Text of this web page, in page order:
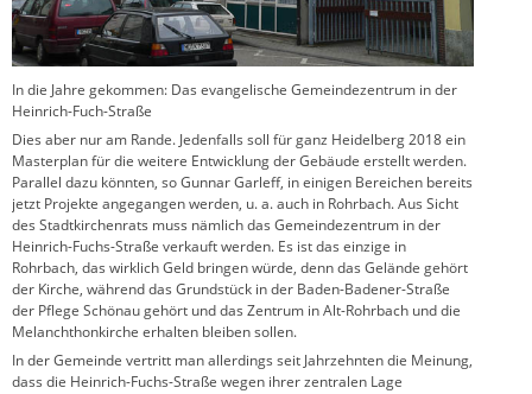
In die Jahre gekommen: Das evangelische Gemeindezentrum in der
Heinrich-Fuch-Straße
Dies aber nur am Rande. Jedenfalls soll für ganz Heidelberg 2018 ein
Masterplan für die weitere Entwicklung der Gebäude erstellt werden.
Parallel dazu könnten, so Gunnar Garleff, in einigen Bereichen bereits
jetzt Projekte angegangen werden, u. a. auch in Rohrbach. Aus Sicht
des Stadtkirchenrats muss nämlich das Gemeindezentrum in der
Heinrich-Fuchs-Straße verkauft werden. Es ist das einzige in
Rohrbach, das wirklich Geld bringen würde, denn das Gelände gehört
der Kirche, während das Grundstück in der Baden-Badener-Straße
der Pflege Schönau gehört und das Zentrum in Alt-Rohrbach und die
Melanchthonkirche erhalten bleiben sollen.
In der Gemeinde vertritt man allerdings seit Jahrzehnten die Meinung,
dass die Heinrich-Fuchs-Straße wegen ihrer zentralen Lage